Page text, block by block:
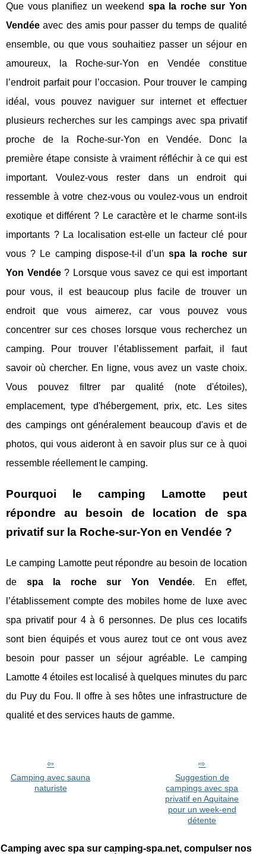
Que vous planifiez un weekend spa la roche sur Yon
Vendée avec des amis pour passer du temps de qualité
ensemble, ou que vous souhaitiez passer un séjour en
amoureux, la Roche-sur-Yon en Vendée constitue
l’endroit parfait pour l’occasion. Pour trouver le camping
idéal, vous pouvez naviguer sur internet et effectuer
plusieurs recherches sur les campings avec spa privatif
proche de la Roche-sur-Yon en Vendée. Donc la
première étape consiste à vraiment réfléchir à ce qui est
important. Voulez-vous rester dans un endroit qui
ressemble à votre chez-vous ou voulez-vous un endroit
exotique et différent ? Le caractère et le charme sont-ils
importants ? La localisation est-elle un facteur clé pour
vous ? Le camping dispose-t-il d’unspa la roche sur
Yon Vendée? Lorsque vous savez ce qui est important
pour vous, il est beaucoup plus facile de trouver un
endroit que vous aimerez, car vous pouvez vous
concentrer sur ces choses lorsque vous recherchez un
camping. Pour trouver l’établissement parfait, il faut
savoir où chercher. En ligne, vous avez un vaste choix.
Vous pouvez filtrer par qualité (note d'étoiles),
emplacement, type d'hébergement, prix, etc. Les sites
des campings ont généralement beaucoup d'avis et de
photos, qui vous aideront à en savoir plus sur ce à quoi
ressemble réellement le camping.
Pourquoi le camping Lamotte peut
répondre au besoin de location de spa
privatif sur la Roche-sur-Yon en Vendée ?
Le camping Lamotte peut répondre au besoin de location
de spa la roche sur Yon Vendée. En effet,
l’établissement compte des mobiles home de luxe avec
spa privatif pour 4 à 6 personnes. De plus ces locatifs
sont bien équipés et vous aurez tout ce ont vous avez
besoin pour passer un séjour agréable. Le camping
Lamotte 4 étoiles est localisé à quelques minutes du parc
du Puy du Fou. Il offre à ses hôtes une infrastructure de
qualité et des services hauts de gamme.
Camping avec sauna
naturiste
Suggestion de
campings avec spa
privatif en Aquitaine
pour un week-end
détente
Camping avec spa sur camping-spa.net, compulser nos